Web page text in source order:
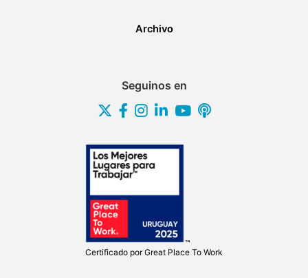
Archivo
Seguinos en
Certificado porGreat Place To Work